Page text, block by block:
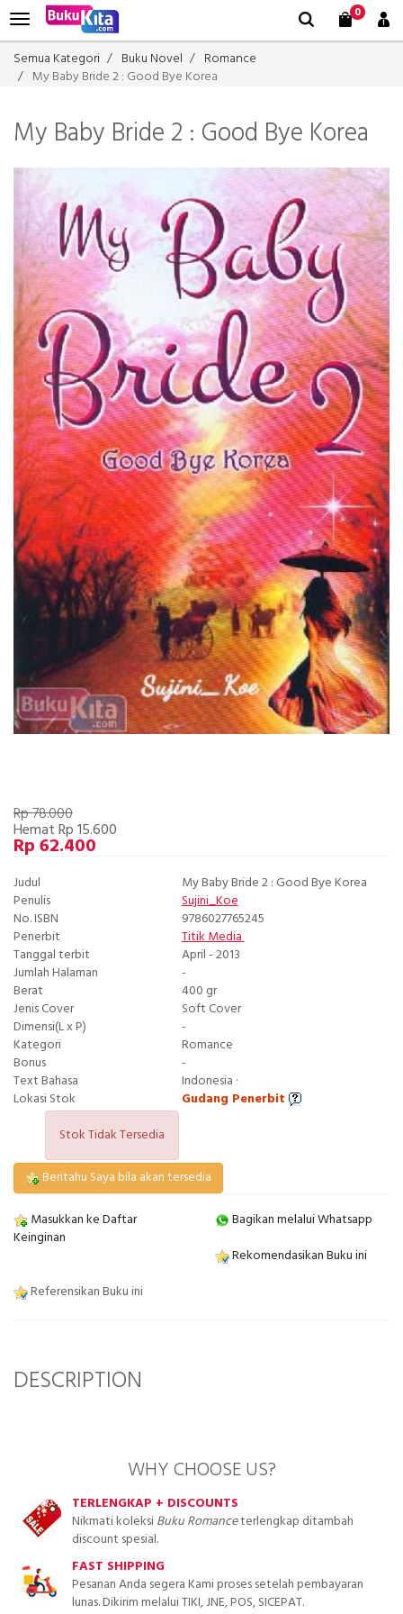
0
Semua Kategori Buku Novel
Romance
My Baby Bride 2 : Good Bye Korea
My Baby Bride 2 : Good Bye Korea
Rp 78.000
Hemat Rp 15.600
Rp 62.400
Judul
My Baby Bride 2 : Good Bye Korea
Penulis
Sujini_Koe
No. ISBN
9786027765245
Penerbit
Titik Media
Tanggal terbit
April - 2013
Jumlah Halaman
-
Berat
400 gr
Jenis Cover
Soft Cover
Dimensi(L x P)
-
Kategori
Romance
Bonus
-
Text Bahasa
Indonesia ·
Lokasi Stok
Gudang Penerbit
Stok Tidak Tersedia
Beritahu Saya bila akan tersedia
Masukkan ke Daftar
Keinginan
Bagikan melalui Whatsapp
Rekomendasikan Buku ini
Referensikan Buku ini
DESCRIPTION
WHY CHOOSE US?
TERLENGKAP + DISCOUNTS
Nikmati koleksiBuku Romanceterlengkap ditambah
discount spesial.
FAST SHIPPING
Pesanan Anda segera Kami proses setelah pembayaran
lunas. Dikirim melalui TIKI, JNE, POS, SICEPAT.